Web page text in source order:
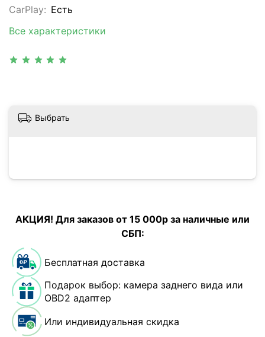
CarPlay: Есть
Все характеристики
Выбрать
АКЦИЯ! Для заказов от 15 000р за наличные или
СБП:
Бесплатная доставка
Подарок выбор: камера заднего вида или
OBD2 адаптер
Или индивидуальная скидка